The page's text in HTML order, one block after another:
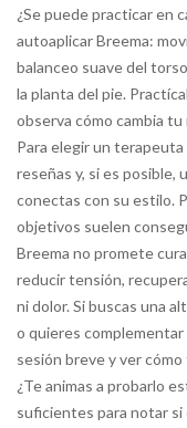
¿Se puede practicar en
autoaplicar Breema:
balanceo suave del
la planta del pie.
observa cómo cambia
Para elegir un
reseñas y, si es posible,
conectas con su estilo.
objetivos suelen
Breema no promete
reducir tensión,
ni dolor. Si buscas una
o quieres
sesión breve y ver
¿Te animas a probarlo
suficientes para notar